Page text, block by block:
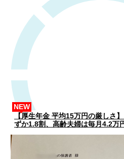
【厚生年金 平均15万円の厳しさ
ずか1.8割、高齢夫婦は毎月4.2万
NEW